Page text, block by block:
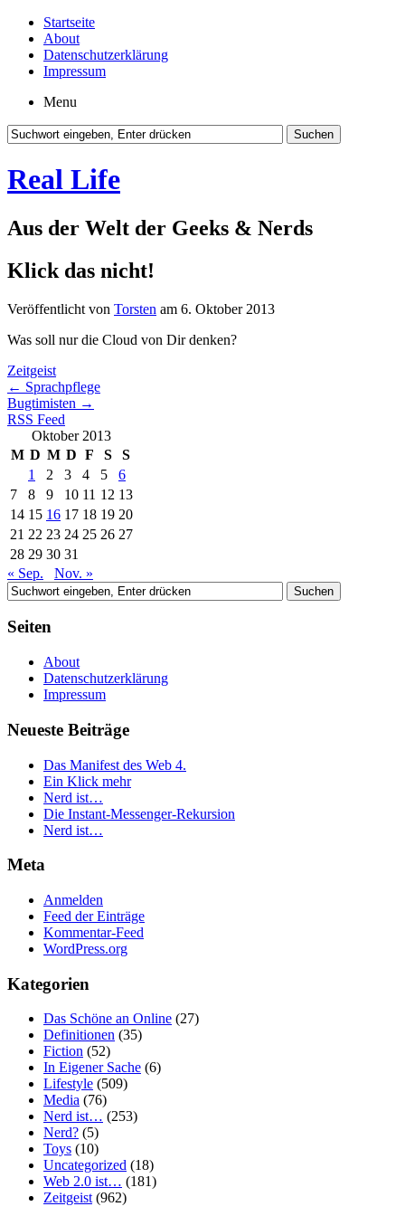
Startseite
About
Datenschutzerklärung
Impressum
Menu
Real Life
Aus der Welt der Geeks & Nerds
Klick das nicht!
Veröffentlicht von Torsten am 6. Oktober 2013
Was soll nur die Cloud von Dir denken?
Zeitgeist
← Sprachpflege
Bugtimisten →
RSS Feed
Oktober 2013
M D M D F S
S
1
2 3 4 5
6
7
8 9 10 11 12 13
14 15 16 17 18 19 20
21 22 23 24 25 26 27
28 29 30 31
« Sep.
Nov. »
Seiten
About
Datenschutzerklärung
Impressum
Neueste Beiträge
Das Manifest des Web 4.
Ein Klick mehr
Nerd ist…
Die Instant-Messenger-Rekursion
Nerd ist…
Meta
Anmelden
Feed der Einträge
Kommentar-Feed
WordPress.org
Kategorien
Das Schöne an Online (27)
Definitionen (35)
Fiction (52)
In Eigener Sache (6)
Lifestyle (509)
Media (76)
Nerd ist… (253)
Nerd? (5)
Toys (10)
Uncategorized (18)
Web 2.0 ist… (181)
Zeitgeist(962)